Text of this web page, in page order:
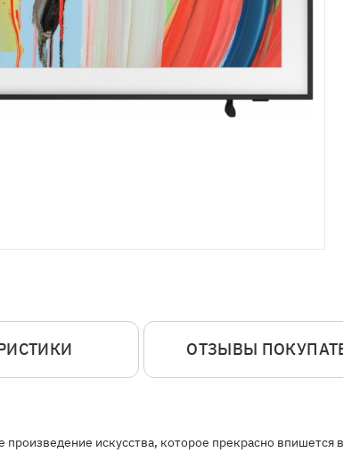
искусства, которое прекрасно впишется
ОТЗЫВЫ